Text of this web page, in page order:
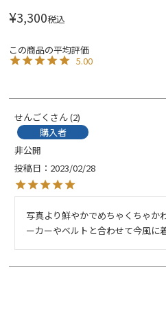
¥3,300税込
5.00
せんごく
2
購入者
非公開
投稿日
2023/02/28
写真より鮮やかでめちゃくちゃか
ーカーやベルトと合わせて今風に